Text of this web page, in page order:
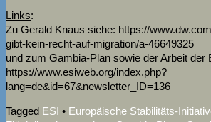
Links:
Zu Gerald Knaus siehe: https://
gibt-kein-recht-auf-migration/a-46649325
und zum Gambia-Plan sowie der Arbeit der
https://www.esiweb.org/index.php?
lang=de&id=67&newsletter_ID=136
Tagged ESI • Europäische Stabilitäts-